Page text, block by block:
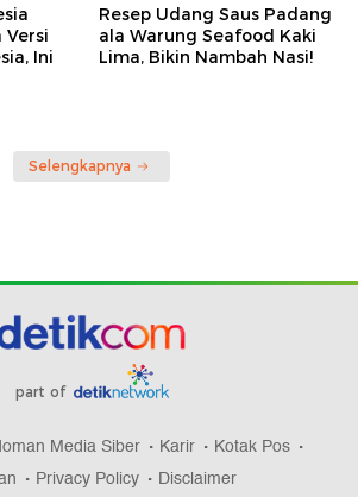
Versi
Ini
Resep Udang Saus Padang
ala Warung Seafood Kaki
Lima, Bikin Nambah Nasi!
Selengkapnya
part of
Media Siber Karir
Kotak Pos
Privacy Policy Disclaimer